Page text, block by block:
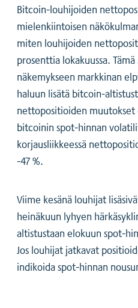
Bitcoin-louhijoiden
mielenkiintoisen
miten louhijoiden
prosenttia lokakuussa.
näkemykseen markkinan
haluun lisätä bitcoin-
nettopositioiden
bitcoinin spot-hinnan
korjausliikkeessä
-47 %.
Viime kesänä louhijat
heinäkuun lyhyen
altistustaan elokuun spot-
Jos louhijat jatkavat
indikoida spot-hinnan